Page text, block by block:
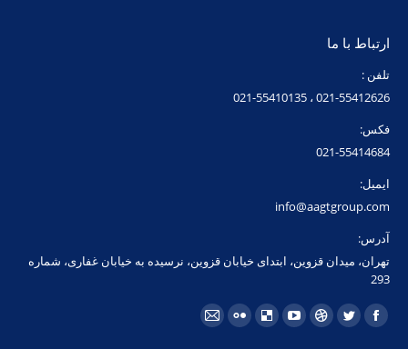
ارتباط با ما
تلفن :
021-55412626 ، 021-55410135
فکس:
021-55414684
ایمیل:
info@aagtgroup.com
آدرس:
تهران، میدان قزوین، ابتدای خیابان قزوین، نرسیده به خیابان غفاری، شماره
293
مارا در اینجا پیدا کنید:
فیسبوکتوئیترDribbbleیوتیوبDelicious
فلیکرایمیل